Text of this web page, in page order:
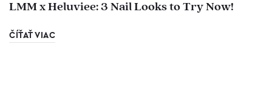
LMM x Heluviee: 3 Nail Looks to Try Now!
ČÍŤAŤ VIAC